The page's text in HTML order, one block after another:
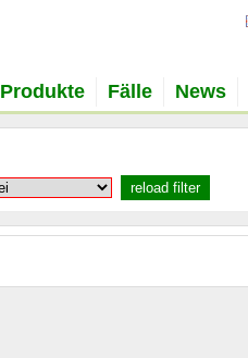
Produkte Fälle News